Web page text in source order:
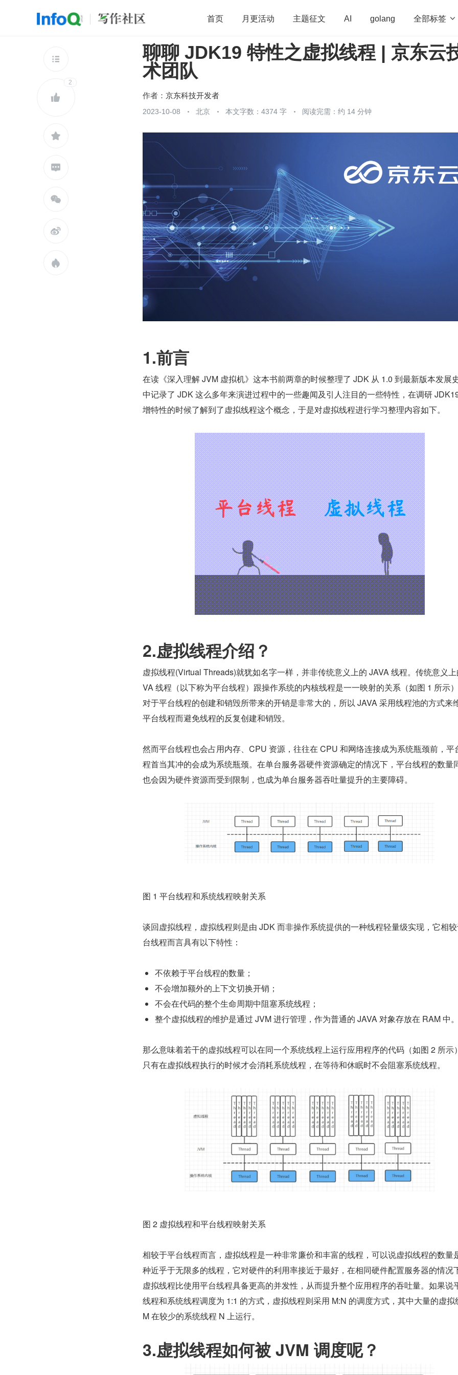
首页 月更活动 主题征文 AI golang 全部标签 
开源 OpenHarmony 算法 学习方法 Web3.0 高
团队管理
查看更多


2





聊聊 JDK19 特性之虚拟线程 | 京东云
术团队
作者： 京东科技开发者
2023-10-08 北京 本文字数：4374 字 阅读完需：约 14 分钟
1.前言
在读《深入理解 JVM 虚拟机》这本书前两章的时候整理了 JDK 从 1.0 到最新版本发展
中记录了 JDK 这么多年来演进过程中的一些趣闻及引人注目的一些特性，在调研
增特性的时候了解到了虚拟线程这个概念，于是对虚拟线程进行学习整理内容如下。
2.虚拟线程介绍？
虚拟线程(Virtual Threads)就犹如名字一样，并非传统意义上的 JAVA 线程。传统意义
VA 线程（以下称为平台线程）跟操作系统的内核线程是一一映射的关系（如图 1 所示
对于平台线程的创建和销毁所带来的开销是非常大的，所以 JAVA 采用线程池的方式来
平台线程而避免线程的反复创建和销毁。
然而平台线程也会占用内存、CPU 资源，往往在 CPU 和网络连接成为系统瓶颈前，平
程首当其冲的会成为系统瓶颈。在单台服务器硬件资源确定的情况下，平台线程的数量
也会因为硬件资源而受到限制，也成为单台服务器吞吐量提升的主要障碍。
图 1 平台线程和系统线程映射关系
谈回虚拟线程，虚拟线程则是由 JDK 而非操作系统提供的一种线程轻量级实现，它相
台线程而言具有以下特性：
不依赖于平台线程的数量；
不会增加额外的上下文切换开销；
不会在代码的整个生命周期中阻塞系统线程；
整个虚拟线程的维护是通过 JVM 进行管理，作为普通的 JAVA 对象存放在 RAM 中。
那么意味着若干的虚拟线程可以在同一个系统线程上运行应用程序的代码（如图 2 所示
只有在虚拟线程执行的时候才会消耗系统线程，在等待和休眠时不会阻塞系统线程。
图 2 虚拟线程和平台线程映射关系
相较于平台线程而言，虚拟线程是一种非常廉价和丰富的线程，可以说虚拟线程的数量
种近乎于无限多的线程，它对硬件的利用率接近于最好，在相同硬件配置服务器的情况
虚拟线程比使用平台线程具备更高的并发性，从而提升整个应用程序的吞吐量。如果说
线程和系统线程调度为 1:1 的方式，虚拟线程则采用 M:N 的调度方式，其中大量的虚拟
M 在较少的系统线程 N 上运行。
3.虚拟线程如何被 JVM 调度呢？